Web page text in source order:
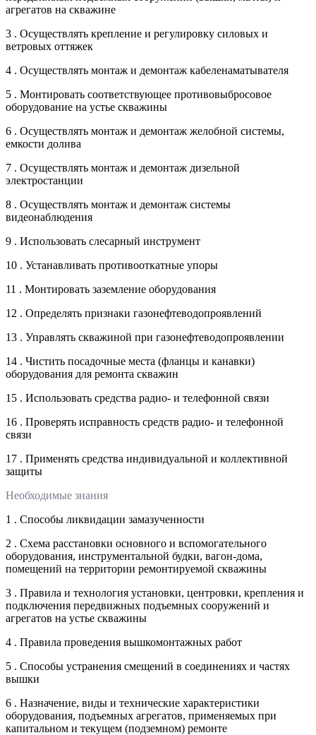
агрегатов на скважине
3 . Осуществлять крепление и регулировку силовых и
ветровых оттяжек
4 . Осуществлять монтаж и демонтаж кабеленаматывателя
5 . Монтировать соответствующее противовыбросовое
оборудование на устье скважины
6 . Осуществлять монтаж и демонтаж желобной системы,
емкости долива
7 . Осуществлять монтаж и демонтаж дизельной
электростанции
8 . Осуществлять монтаж и демонтаж системы
видеонаблюдения
9 . Использовать слесарный инструмент
10 . Устанавливать противооткатные упоры
11 . Монтировать заземление оборудования
12 . Определять признаки газонефтеводопроявлений
13 . Управлять скважиной при газонефтеводопроявлении
14 . Чистить посадочные места (фланцы и канавки)
оборудования для ремонта скважин
15 . Использовать средства радио- и телефонной связи
16 . Проверять исправность средств радио- и телефонной
связи
17 . Применять средства индивидуальной и коллективной
защиты
Необходимые знания
1 . Способы ликвидации замазученности
2 . Схема расстановки основного и вспомогательного
оборудования, инструментальной будки, вагон-дома,
помещений на территории ремонтируемой скважины
3 . Правила и технология установки, центровки, крепления и
подключения передвижных подъемных сооружений и
агрегатов на устье скважины
4 . Правила проведения вышкомонтажных работ
5 . Способы устранения смещений в соединениях и частях
вышки
6 . Назначение, виды и технические характеристики
оборудования, подъемных агрегатов, применяемых при
капитальном и текущем (подземном) ремонте